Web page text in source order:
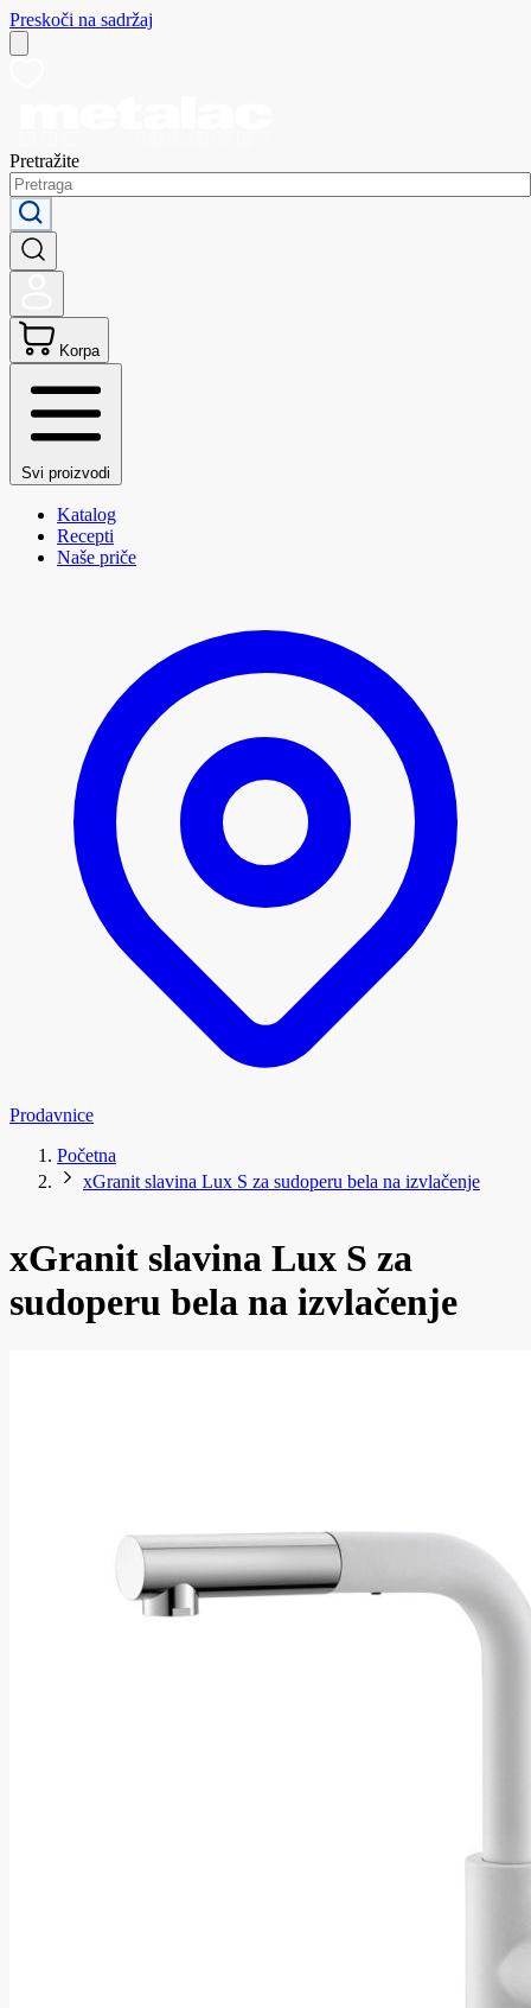
Preskoči na sadržaj
Pretražite
Korpa
Svi proizvodi
Katalog
Recepti
Naše priče
Prodavnice
Početna
xGranit slavina Lux S za sudoperu bela na izvlačenje
xGranit slavina Lux S za
sudoperu bela na izvlačenje